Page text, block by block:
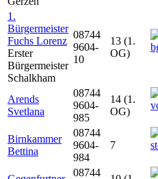
1.
Bürgermeister
Fuchs Lorenz
Erster
Bürgermeister
Schalkham
08744
9604-
10
13 (1.
OG)
Arends
Svetlana
08744
9604-
985
14 (1.
OG)
Birnkammer
Bettina
08744
9604-
984
7
08744